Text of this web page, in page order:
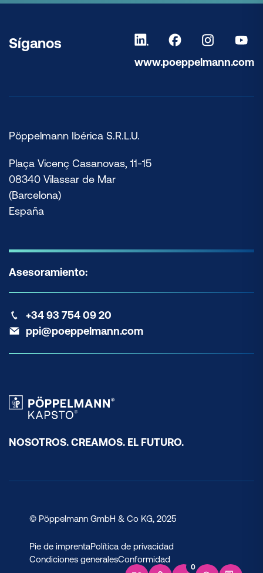
0
Síganos
www.poeppelmann.com
Pöppelmann Ibérica S.R.L.U.
Plaça Vicenç Casanovas, 11-15
08340 Vilassar de Mar
(Barcelona)
España
Asesoramiento:
+34 93 754 09 20
ppi@poeppelmann.com
NOSOTROS. CREAMOS. EL FUTURO.
© Pöppelmann GmbH & Co KG, 2025
Pie de imprentaPolítica de privacidad
Condiciones generalesConformidad